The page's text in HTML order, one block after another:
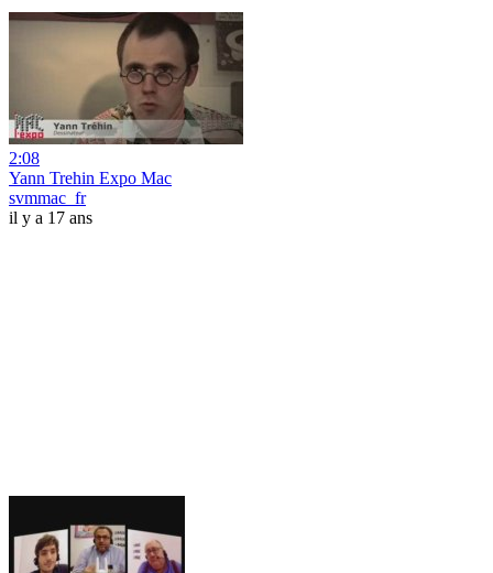
2:08
Yann Trehin Expo Mac
svmmac_fr
il y a 17 ans